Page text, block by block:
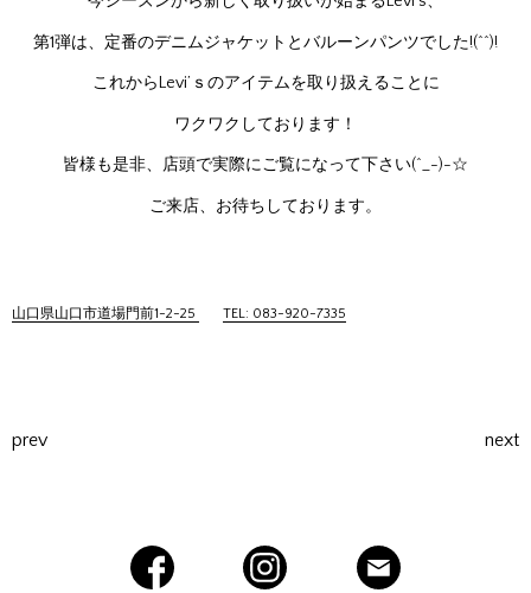
第1弾は、定番のデニムジャケットとバルーンパンツでした!(^^)!
これからLevi’ｓのアイテムを取り扱えることに
ワクワクしております！
皆様も是非、店頭で実際にご覧になって下さい(^_-)-☆
ご来店、お待ちしております。
山口県山口市道場門前1-2-25 TEL: 083-920-7335
prev next